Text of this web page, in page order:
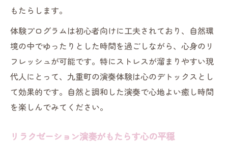
もたらします。
体験プログラムは初心者向けに工夫されており、自然環
境の中でゆったりとした時間を過ごしながら、心身のリ
フレッシュが可能です。特にストレスが溜まりやすい現
代人にとって、九重町の演奏体験は心のデトックスとし
て効果的です。自然と調和した演奏で心地よい癒し時間
を楽しんでみてください。
リラクゼーション演奏がもたらす心の平穏